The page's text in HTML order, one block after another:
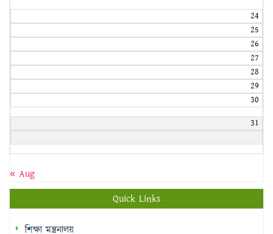
24
25
26
27
28
29
30
31
« Aug
Quick Links
শিক্ষা মন্ত্রনালয়